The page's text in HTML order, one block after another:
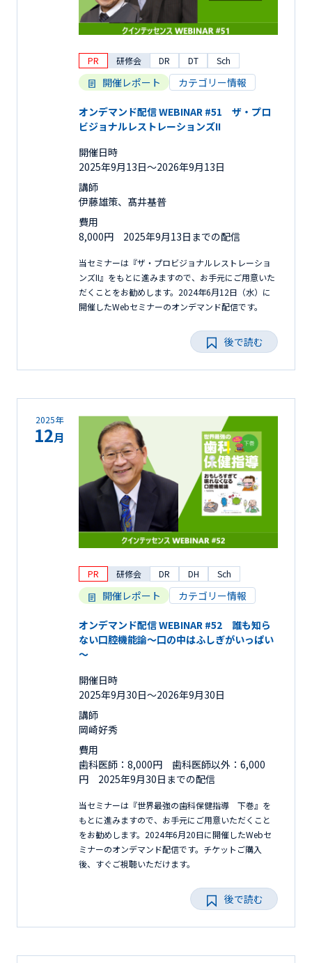
PR 研修会 DR DT Sch
開催レポート カテゴリー情報
オンデマンド配信 WEBINAR #51 ザ・プロ
ビジョナルレストレーションズII
開催日時
2025年9月13日〜2026年9月13日
講師
伊藤雄策、髙井基普
費用
8,000円 2025年9月13日までの配信
当セミナーは『ザ・プロビジョナルレストレーショ
ンズII』をもとに進みますので、お手元にご用意いた
だくことをお勧めします。2024年6月12日（水）に
開催したWebセミナーのオンデマンド配信です。
後で読む
2025年
12月
PR 研修会 DR DH Sch
開催レポート カテゴリー情報
オンデマンド配信 WEBINAR #52 誰も知ら
ない口腔機能論～口の中はふしぎがいっぱい
～
開催日時
2025年9月30日〜2026年9月30日
講師
岡崎好秀
費用
歯科医師：8,000円 歯科医師以外：6,000
円 2025年9月30日までの配信
当セミナーは『世界最強の歯科保健指導 下巻』を
もとに進みますので、お手元にご用意いただくこと
をお勧めします。2024年6月20日に開催したWebセ
ミナーのオンデマンド配信です。チケットご購入
後、すぐご視聴いただけます。
後で読む